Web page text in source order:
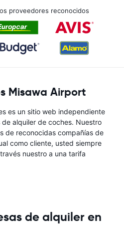
proveedores reconocidos
Misawa Airport
es un sitio web independiente
alquiler de coches. Nuestro
de reconocidas compañías de
como cliente, usted siempre
nuestro a una tarifa
de alquiler en